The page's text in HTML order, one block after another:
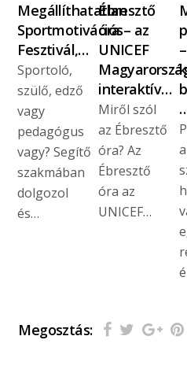
Megállíthatatlan
Sportmotivációs
Fesztivál,…
Sportoló,
szülő, edző
vagy
pedagógus
vagy? Segítő
szakmában
dolgozol
és…
Ébresztő
óra – az
UNICEF
interaktív…
Miről szól
az Ébresztő
óra? Az
Ébresztő
óra az
UNICEF…
–
Megosztás: